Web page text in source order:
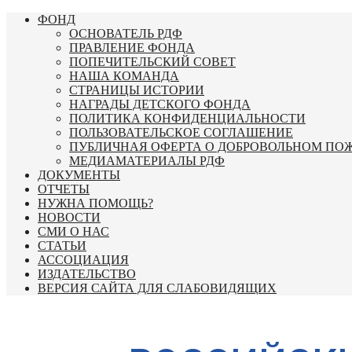
Перейти
содержимому
ФОНД
ОСНОВАТЕЛЬ РДФ
ПРАВЛЕНИЕ ФОНДА
ПОПЕЧИТЕЛЬСКИЙ СОВЕТ
НАША КОМАНДА
СТРАНИЦЫ ИСТОРИИ
НАГРАДЫ ДЕТСКОГО ФОНДА
ПОЛИТИКА КОНФИДЕНЦИАЛЬНОСТИ
ПОЛЬЗОВАТЕЛЬСКОЕ СОГЛАШЕНИЕ
ПУБЛИЧНАЯ ОФЕРТА О ДОБРОВОЛЬНОМ
МЕДИАМАТЕРИАЛЫ РДФ
ДОКУМЕНТЫ
ОТЧЕТЫ
НУЖНА ПОМОЩЬ?
НОВОСТИ
СМИ О НАС
СТАТЬИ
АССОЦИАЦИЯ
ИЗДАТЕЛЬСТВО
ВЕРСИЯ САЙТА ДЛЯ СЛАБОВИДЯЩИХ